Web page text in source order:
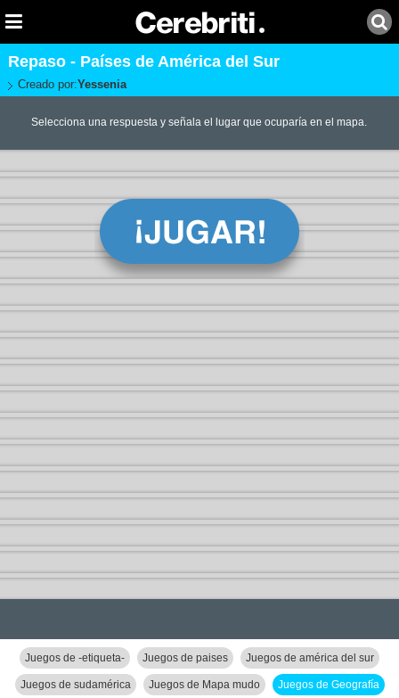
Repaso - Países de América del Sur
Creado por:Yessenia
Selecciona una respuesta y señala el lugar que ocuparía en el mapa.
Juegos de -etiqueta- Juegos de paises Juegos de américa del sur
Juegos de sudamérica Juegos de Mapa mudo Juegos de Geografía